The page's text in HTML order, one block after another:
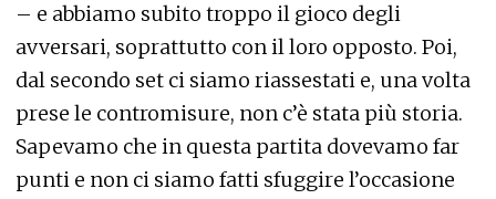
– e abbiamo subito troppo il gioco degli
avversari, soprattutto con il loro opposto. Poi,
dal secondo set ci siamo riassestati e, una volta
prese le contromisure, non c’è stata più storia.
Sapevamo che in questa partita dovevamo far
punti e non ci siamo fatti sfuggire l’occasione